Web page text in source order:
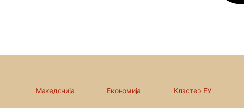
Македонија Економија Кластер ЕУ